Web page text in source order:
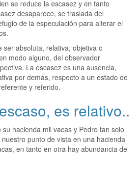
se reduce la escasez y en tanto
desaparece, se traslada del
de la especulación para alterar el
ser absoluta, relativa, objetiva o
modo alguno, del observador
La escasez es una ausencia,
por demás, respecto a un estado de
y referido.
es relativo..
hacienda mil vacas y Pedro tan solo
punto de vista en una hacienda
en tanto en otra hay abundancia de